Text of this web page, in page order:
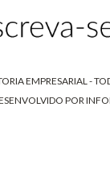
EMPRESARIAL -
POR